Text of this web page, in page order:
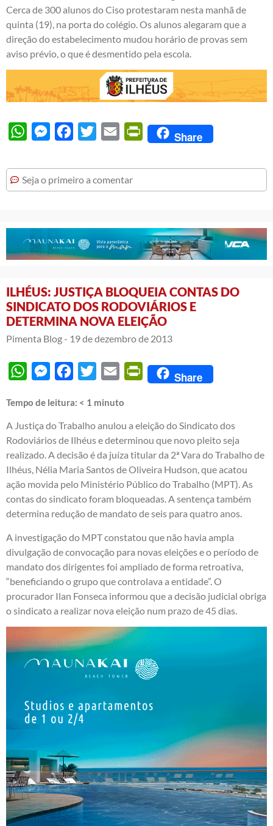
Cerca de 300 alunos do Ciso protestaram nesta manhã de
quinta (19), na porta do colégio. Os alunos alegaram que a
direção do estabelecimento mudou horário de provas sem
aviso prévio, o que é desmentido pela escola.
WhatsAppMessengerFacebook
Twitter Email PrintFriendly
Share
Seja o primeiro a comentar
ILHÉUS: JUSTIÇA BLOQUEIA CONTAS DO
SINDICATO DOS RODOVIÁRIOS E
DETERMINA NOVA ELEIÇÃO
Pimenta Blog - 19 de dezembro de 2013
WhatsAppMessengerFacebook
Twitter Email PrintFriendly
Share
Tempo de leitura: < 1 minuto
A Justiça do Trabalho anulou a eleição do Sindicato dos
Rodoviários de Ilhéus e determinou que novo pleito seja
realizado. A decisão é da juíza titular da 2ª Vara do Trabalho de
Ilhéus, Nélia Maria Santos de Oliveira Hudson, que acatou
ação movida pelo Ministério Público do Trabalho (MPT). As
contas do sindicato foram bloqueadas. A sentença também
determina redução de mandato de seis para quatro anos.
A investigação do MPT constatou que não havia ampla
divulgação de convocação para novas eleições e o período de
mandato dos dirigentes foi ampliado de forma retroativa,
“beneficiando o grupo que controlava a entidade”. O
procurador Ilan Fonseca informou que a decisão judicial obriga
o sindicato a realizar nova eleição num prazo de 45 dias.